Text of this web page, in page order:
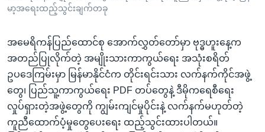
ရန်
ရန်
နေရာ
သို့
ကျော်
ရန်
မာ့အရေးထည့်သွင်းချက်တခု
အမေရိကန်ပြည်ထောင်စု အောက်လွှတ်တော်မှာ ဗုဒ္ဓဟူးနေ့က
အတည်ပြုလိုက်တဲ့ အမျိုးသားကာကွယ်ရေး အသုံးစရိတ်
ဥပဒေကြမ်းမှာ မြန်မာနိုင်ငံက တိုင်းရင်းသား လက်နက်ကိုင်အဖွဲ့
တွေ၊ ပြည်သူ့ကာကွယ်ရေး PDF တပ်တွေနဲ့ ဒီမိုကရေစီရေး
လှုပ်ရှားတဲ့အဖွဲ့တွေကို ကျွမ်းကျင်မှုပိုင်းနဲ့ လက်နက်မဟုတ်တဲ့
ကူညီထောက်ပံ့မှုတွေပေးရေး ထည့်သွင်းထားပါတယ်။